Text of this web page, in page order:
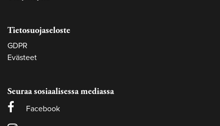
Tietosuojaseloste
GDPR
Evästeet
Seuraa sosiaalisessa mediassa
Facebook